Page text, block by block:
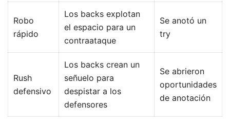
Robo
rápido
Los backs explotan
el espacio para un
contraataque
Se anotó un
try
Rush
defensivo
Los backs crean un
señuelo para
despistar a los
defensores
Se abrieron
oportunidades
de anotación